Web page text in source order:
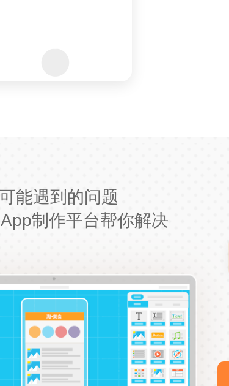
能遇到的问题
制作平台帮你解决